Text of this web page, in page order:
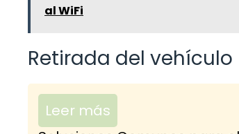
al WiFi
Retirada del vehículo
Leer más